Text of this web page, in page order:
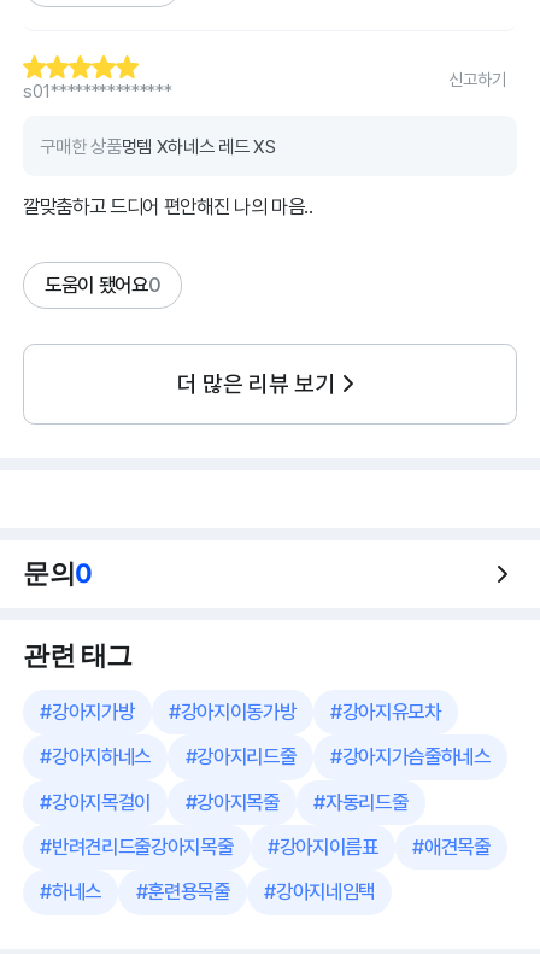
s01***************
신고하기
구매한 상품멍템 X하네스 레드 XS
깔맞춤하고 드디어 편안해진 나의 마음..
도움이 됐어요0
더 많은 리뷰 보기
문의0
관련 태그
#강아지가방 #강아지이동가방 #강아지유모차
#강아지하네스 #강아지리드줄 #강아지가슴줄하네스
#강아지목걸이 #강아지목줄 #자동리드줄
#반려견리드줄강아지목줄 #강아지이름표 #애견목줄
#하네스 #훈련용목줄 #강아지네임택